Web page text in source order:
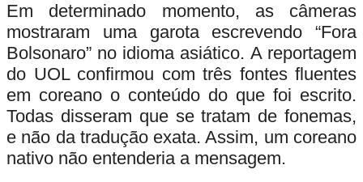
Em determinado momento, as câmeras
mostraram uma garota escrevendo “Fora
Bolsonaro” no idioma asiático. A reportagem
do UOL confirmou com três fontes fluentes
em coreano o conteúdo do que foi escrito.
Todas disseram que se tratam de fonemas,
e não da tradução exata. Assim, um coreano
nativo não entenderia a mensagem.